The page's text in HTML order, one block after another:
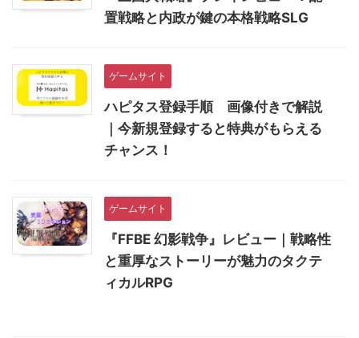
置戦略と内政が鍵の本格戦略SLG
ゲームサイト
ハピタス登録手順 画像付きで解説
｜今新規登録すると特典がもらえる
チャンス！
ゲームサイト
『FFBE 幻影戦争』レビュー｜戦略性
と重厚なストーリーが魅力のタクテ
ィカルRPG